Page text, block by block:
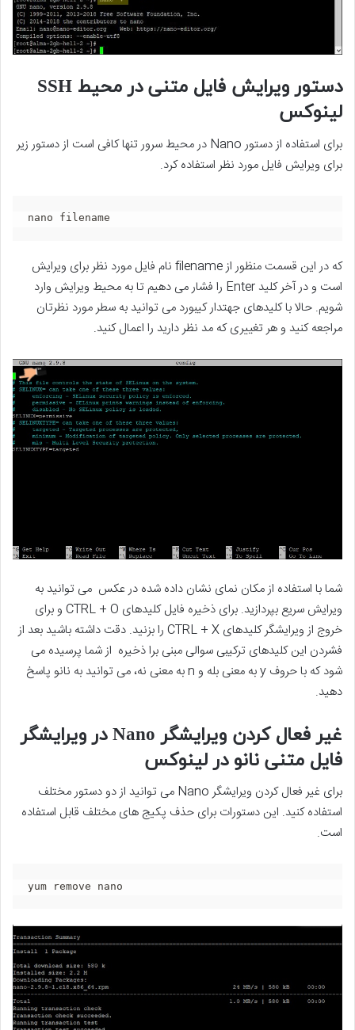
دستور ویرایش فایل متنی در محیط SSH
لینوکس
برای استفاده از دستور Nano در محیط سرور تنها کافی است از دستور زیر
برای ویرایش فایل مورد نظر استفاده کرد.
nano filename
که در این قسمت منظور از filename نام فایل مورد نظر برای ویرایش
است و در آخر کلید Enter را فشار می دهیم تا به محیط ویرایش وارد
شویم. حالا با کلیدهای جهتدار کیبورد می توانید به سطر مورد نظرتان
مراجعه کنید و هر تغییری که مد نظر دارید را اعمال کنید.
شما با استفاده از مکان نمای نشان داده شده در عکس می توانید به
ویرایش سریع بپردازید. برای ذخیره فایل کلیدهای CTRL + O و برای
خروج از ویرایشگر کلیدهای CTRL + X را بزنید. دقت داشته باشید بعد از
فشردن این کلیدهای ترکیبی سوالی مبنی برا ذخیره از شما پرسیده می
شود که با حروف y به معنی بله و n به معنی نه، می توانید به نانو پاسخ
دهید.
غیر فعال کردن ویرایشگر Nano در ویرایشگر
فایل متنی نانو در لینوکس
برای غیر فعال کردن ویرایشگر Nano می توانید از دو دستور مختلف
استفاده کنید. این دستورات برای حذف پکیج های مختلف قابل استفاده
است.
yum remove nano